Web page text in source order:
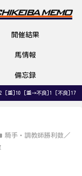
開催結果
馬情報
備忘録
[重]10 [重→不良]1 [不良]17
騎手・調教師勝利数／